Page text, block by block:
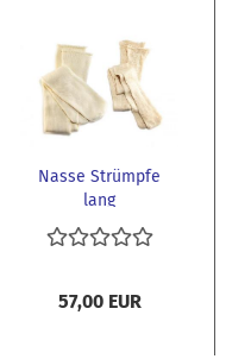
Nasse Strümpfe
lang
57,00 EUR